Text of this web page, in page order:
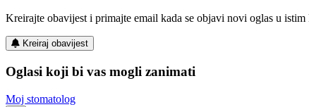
Kreirajte obavijest i primajte email kada se objavi novi oglas u
Kreiraj obavijest
Oglasi koji bi vas mogli zanimati
Moj stomatolog